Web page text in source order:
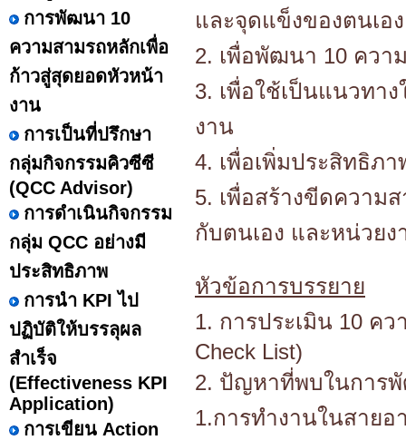
การพัฒนา 10
ความสามรถหลักเพื่อ
ก้าวสู่สุดยอดหัวหน้า
งาน
การเป็นที่ปรึกษา
กลุ่มกิจกรรมคิวซีซี
(QCC Advisor)
การดำเนินกิจกรรม
กลุ่ม QCC อย่างมี
ประสิทธิภาพ
การนำ KPI ไป
ปฏิบัติให้บรรลุผล
สำเร็จ
(Effectiveness KPI
Application)
การเขียน Action
และจุดแข็งของตนเอง
2. เพื่อพัฒนา 10 ควา
3. เพื่อใช้เป็นแนวทา
งาน
4. เพื่อเพิ่มประสิทธิภ
5. เพื่อสร้างขีดความ
กับตนเอง และหน่วยง
หัวข้อการบรรยาย
1. การประเมิน 10 ค
Check List)
2. ปัญหาที่พบในการ
1.การทำงานในสายอ